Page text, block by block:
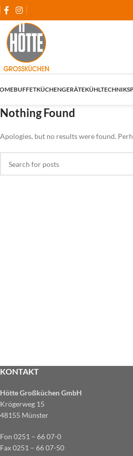
BUFFETKÜCHENGERÄTEKÜHLTECHNIK
Nothing Found
Apologies, but no results were found.
KONTAKT
Hötte Großküchen GmbH
Krögerweg 15
48155 Münster
Fon 0251 – 66 07-0
Fax 0251 – 66 07-50